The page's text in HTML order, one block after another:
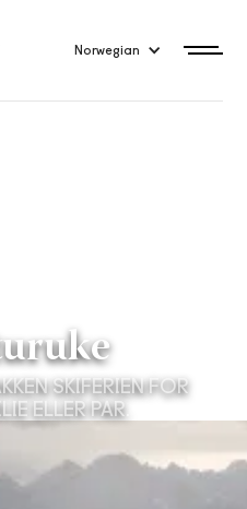
Norwegian
SKIFERIEN FOR
ELLER PAR.